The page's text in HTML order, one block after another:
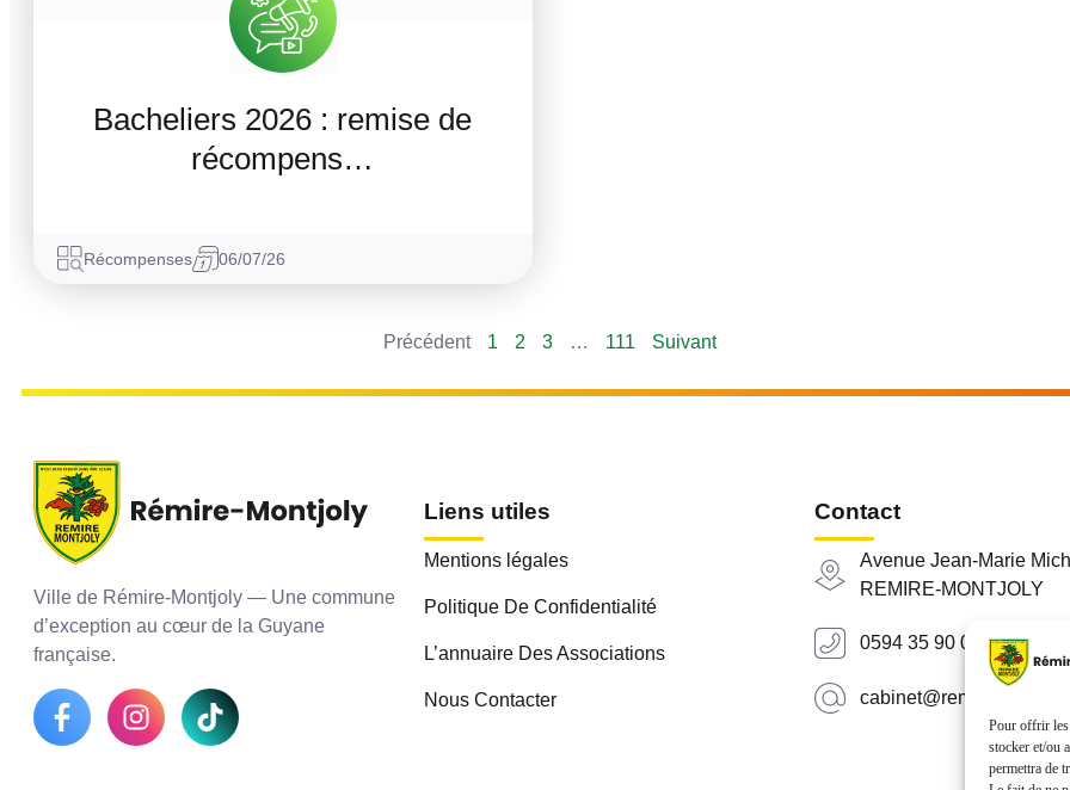
Pour offrir les
stocker et/ou
permettra de
Bacheliers 2026 : remise de
récompens…
Récompenses 06/07/26
Précédent 1 2 3 … 111 Suivant
Ville de Rémire-Montjoly — Une commune
d’exception au cœur de la Guyane
française.
Liens utiles
Mentions légales
Politique De Confidentialité
L’annuaire Des Associations
Nous Contacter
Contact
Avenue Jean-Marie
REMIRE-MONTJOLY
0594 35 90 00
cabinet@remiremontjoly.fr